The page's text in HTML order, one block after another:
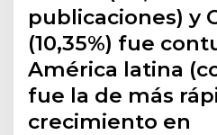
publicaciones) y
(10,35%) fue
América latina
fue la de más
crecimiento en